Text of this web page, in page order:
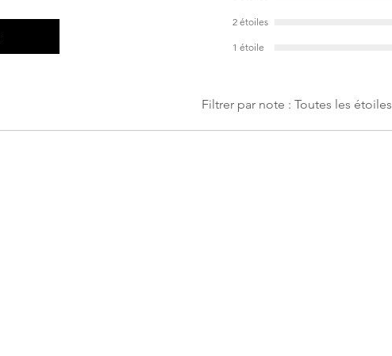
2 étoiles
1 étoile
Filtrer par note : Toutes les étoiles